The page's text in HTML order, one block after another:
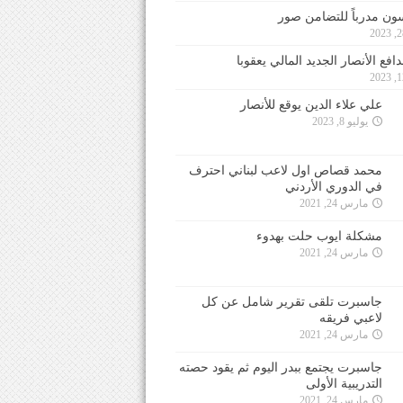
مدرباً للتضامن صور
الأنصار الجديد المالي يعقوبا
علي علاء الدين يوقع للأنصار
يوليو 8, 2023
محمد قصاص اول لاعب لبناني احترف
في الدوري الأردني
مارس 24, 2021
مشكلة ايوب حلت بهدوء
مارس 24, 2021
جاسبرت تلقى تقرير شامل عن كل
لاعبي فريقه
مارس 24, 2021
جاسبرت يجتمع ببدر اليوم ثم يقود حصته
التدريبية الأولى
مارس 24, 2021